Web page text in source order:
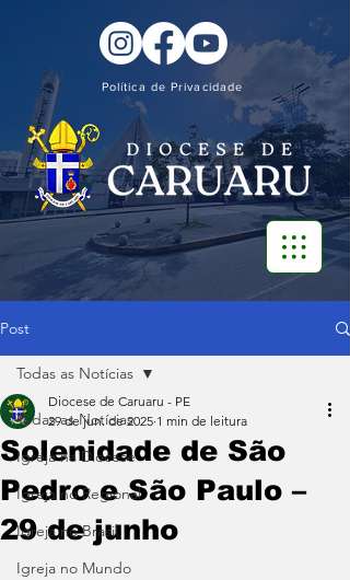
Política de Privacidade
Post
Todas as Notícias
Igreja na Diocese
Igreja no Regional
Igreja no Brasil
Igreja no Mundo
Todas as Notícias
Solenidade de São
Pedro e São Paulo –
29 de junho
Diocese de Caruaru - PE
29 de jun. de 2025 1 min de leitura